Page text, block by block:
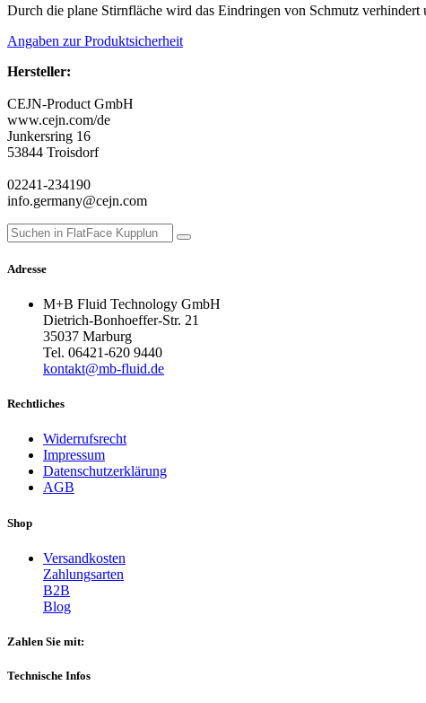
Durch die plane Stirnfläche wird das Eindringen von Schmutz verhindert
Angaben zur Produktsicherheit
Hersteller:
CEJN-Product GmbH
www.cejn.com/de
Junkersring 16
53844 Troisdorf
02241-234190
info.germany@cejn.com
Adresse
M+B Fluid Technology GmbH
Dietrich-Bonhoeffer-Str. 21
35037 Marburg
Tel. 06421-620 9440
kontakt@mb-fluid.de
Rechtliches
Widerrufsrecht
Impressum
Datenschutzerklärung
AGB
Shop
Versandkosten
Zahlungsarten
B2B
Blog
Zahlen Sie mit:
Technische Infos